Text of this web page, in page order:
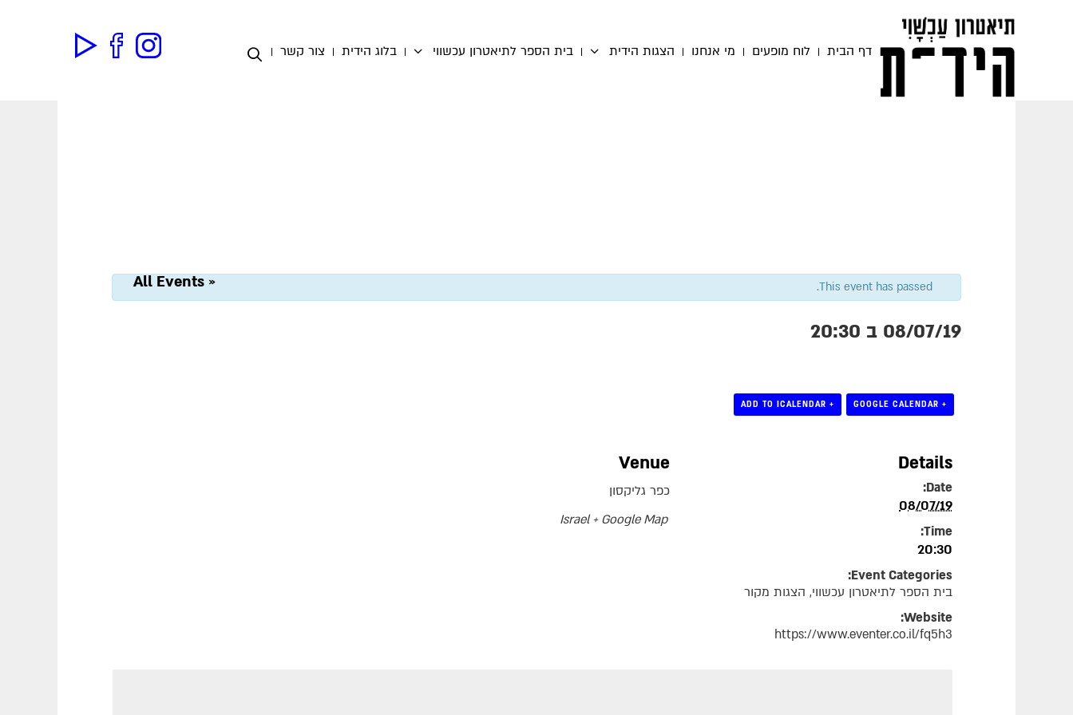
דף הבית לוח מופעים מי אנחנו הצגות הידית בית הספר לתיאטרון עכשווי בלוג הידית צור קשר
« All Events This event has passed.
08/07/19 ב 20:30
+ GOOGLE CALENDAR
+ ADD TO ICALENDAR
Details
Date:
08/07/19
Time:
20:30
Event Categories:
בית הספר לתיאטרון עכשווי, הצגות מקור
Website:
https://www.eventer.co.il/fq5h3
Venue
כפר גליקסון
Israel + Google Map